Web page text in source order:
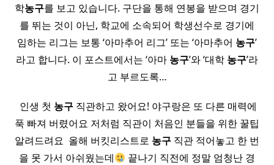
학농구를 보고 있습니다. 구단을 통해 연봉을 받으며 경기
를 뛰는 것이 아닌, 학교에 소속되어 학생선수로 경기에
임하는 리그는 보통 ‘아마추어 리그’ 또는 ‘아마추어 농구’
라고 합니다. 이 포스트에서는 ‘아마 농구’와 ‘대학 농구’라
고 부르도록…
​ 인생 첫 농구 직관하고 왔어요! 야구랑은 또 다른 매력에
푹 빠져 버렸어요 저처럼 직관이 처음인 분들을 위한 꿀팁
알려드려요 ​ 올해 버킷리스트로 농구 직관 적어놓고 한 번
을 못 가서 아쉬웠는데
끝나기 직전에 정말 엄청난 경